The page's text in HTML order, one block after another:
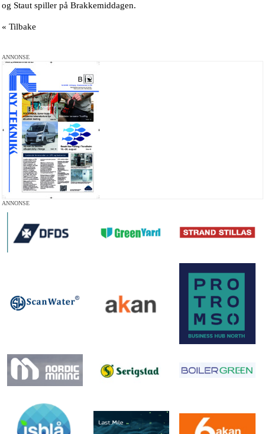
og Staut spiller på Brakkemiddagen.
« Tilbake
ANNONSE
ANNONSE